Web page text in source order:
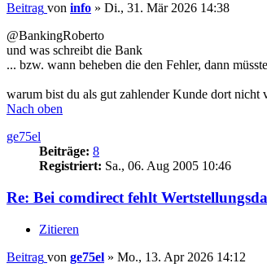
Beitrag von info » Di., 31. Mär 2026 14:38
@BankingRoberto
und was schreibt die Bank
... bzw. wann beheben die den Fehler, dann
warum bist du als gut zahlender Kunde dort nicht
Nach oben
ge75el
Beiträge: 8
Registriert: Sa., 06. Aug 2005 10:46
Re: Bei comdirect fehlt
Zitieren
Beitrag von ge75el » Mo., 13. Apr 2026 14:12